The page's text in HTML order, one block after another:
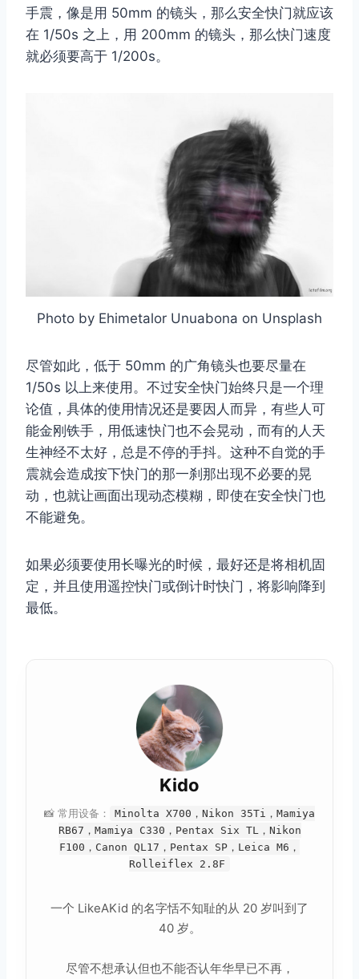
手震，像是用 50mm 的镜头，那么安全快门就应该
在 1/50s 之上，用 200mm 的镜头，那么快门速度
就必须要高于 1/200s。
Photo by Ehimetalor Unuabona on Unsplash
尽管如此，低于 50mm 的广角镜头也要尽量在
1/50s 以上来使用。不过安全快门始终只是一个理
论值，具体的使用情况还是要因人而异，有些人可
能金刚铁手，用低速快门也不会晃动，而有的人天
生神经不太好，总是不停的手抖。这种不自觉的手
震就会造成按下快门的那一刹那出现不必要的晃
动，也就让画面出现动态模糊，即使在安全快门也
不能避免。
如果必须要使用长曝光的时候，最好还是将相机固
定，并且使用遥控快门或倒计时快门，将影响降到
最低。
Kido
📸 常用设备：
Minolta X700，Nikon 35Ti，Mamiya
RB67，Mamiya C330，Pentax Six TL，Nikon
F100，Canon QL17，Pentax SP，Leica M6，
Rolleiflex 2.8F
一个 LikeAKid 的名字恬不知耻的从 20 岁叫到了
40 岁。
尽管不想承认但也不能否认年华早已不再，